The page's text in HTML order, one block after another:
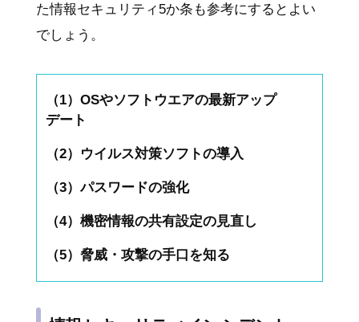
た情報セキュリティ5か条も参考にするとよい
でしょう。
（1）OSやソフトウエアの最新アップ
デート
（2）ウイルス対策ソフトの導入
（3）パスワードの強化
（4）機密情報の共有設定の見直し
（5）脅威・攻撃の手口を知る